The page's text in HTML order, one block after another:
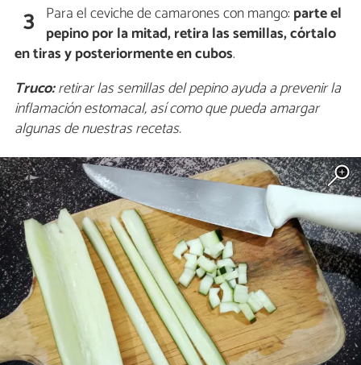
3 Para el ceviche de camarones con mango:parte el
pepino por la mitad, retira las semillas, córtalo
en tiras y posteriormente en cubos.
Truco:retirar las semillas del pepino ayuda a prevenir la
inflamación estomacal, así como que pueda amargar
algunas de nuestras recetas.